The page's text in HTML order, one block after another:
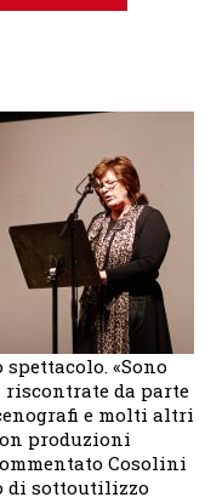
«Sono
riscontrate da parte
e molti altri
produzioni
Cosolini
di sottoutilizzo